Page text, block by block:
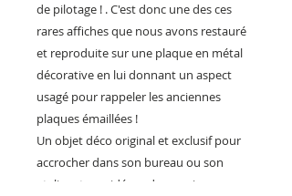
de pilotage ! . C'est donc une des ces
rares affiches que nous avons restauré
et reproduite sur une plaque en métal
décorative en lui donnant un aspect
usagé pour rappeler les anciennes
plaques émaillées !
Un objet déco original et exclusif pour
accrocher dans son bureau ou son
atelier et une idée cadeau unique pour